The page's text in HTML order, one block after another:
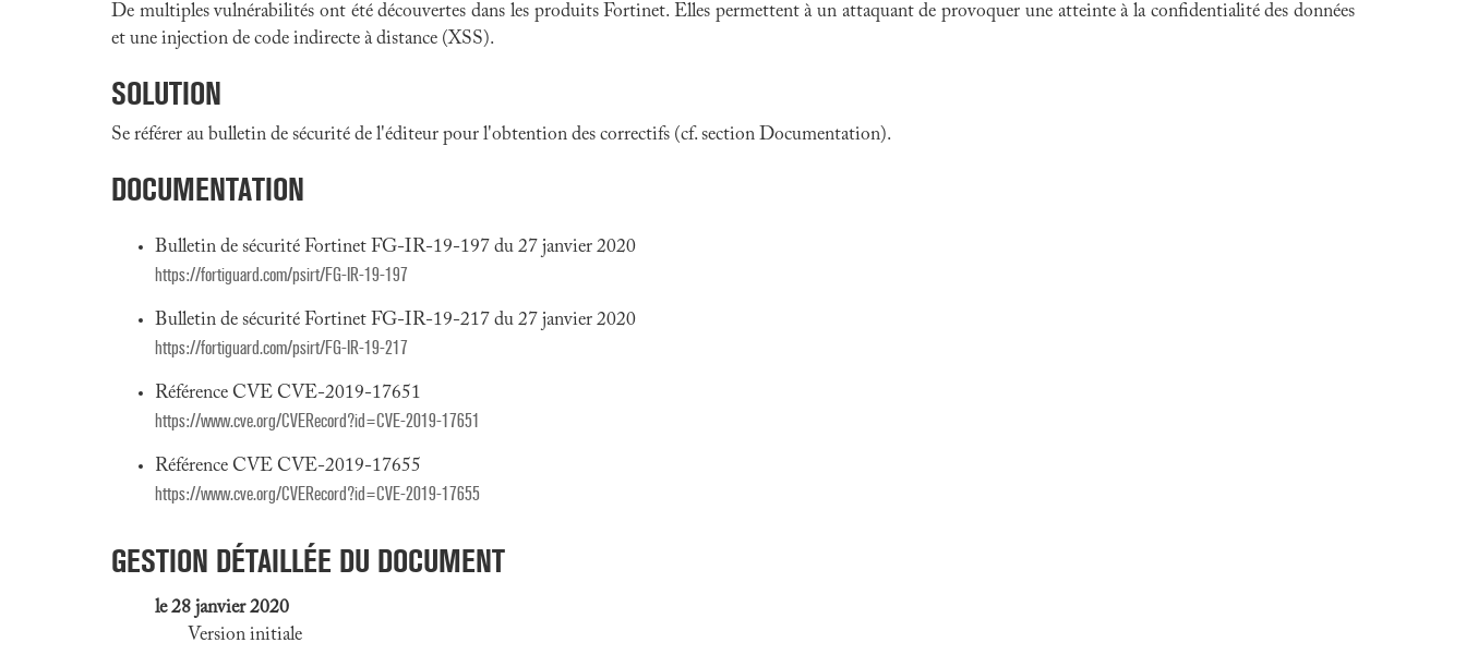
De multiples vulnérabilités ont été découvertes dans les produits Fortinet. Elles permettent à un attaquant de provoquer une atteinte à la confidentialité des données
et une injection de code indirecte à distance (XSS).
SOLUTION
Se référer au bulletin de sécurité de l'éditeur pour l'obtention des correctifs (cf. section Documentation).
DOCUMENTATION
Bulletin de sécurité Fortinet FG-IR-19-197 du 27 janvier 2020
https://fortiguard.com/psirt/FG-IR-19-197
Bulletin de sécurité Fortinet FG-IR-19-217 du 27 janvier 2020
https://fortiguard.com/psirt/FG-IR-19-217
Référence CVE CVE-2019-17651
https://www.cve.org/CVERecord?id=CVE-2019-17651
Référence CVE CVE-2019-17655
https://www.cve.org/CVERecord?id=CVE-2019-17655
GESTION DÉTAILLÉE DU DOCUMENT
le 28 janvier 2020
Version initiale